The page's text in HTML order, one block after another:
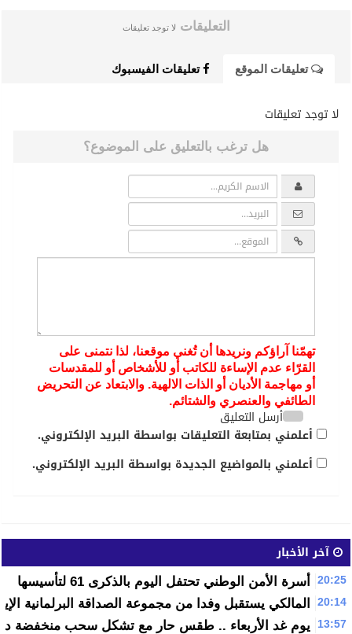
التعليقات لا توجد تعليقات
تعليقات الموقع تعليقات الفيسبوك
لا توجد تعليقات
هل ترغب بالتعليق على الموضوع؟
تهمّنا آراؤكم ونريدها أن تُغني موقعنا، لذا نتمنى على
القرّاء عدم الإساءة للكاتب أو للأشخاص أو للمقدسات
أو مهاجمة الأديان أو الذات الالهية. والابتعاد عن التحريض
الطائفي والعنصري والشتائم.
أرسل التعليق
أعلمني بمتابعة التعليقات بواسطة البريد الإلكتروني.
أعلمني بالمواضيع الجديدة بواسطة البريد الإلكتروني.
آخر الأخبار
20:25 أسرة الأمن الوطني تحتفل اليوم بالذكرى 61 لتأسيسها
20:14 المالكي يستقبل وفدا من مجموعة الصداقة البرلمانية
13:57 يوم غد الأربعاء .. طقس حار مع تشكل سحب منخفضة